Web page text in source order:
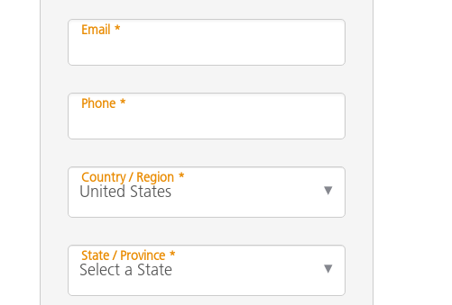
Email *
Phone *
Country / Region *
State / Province *